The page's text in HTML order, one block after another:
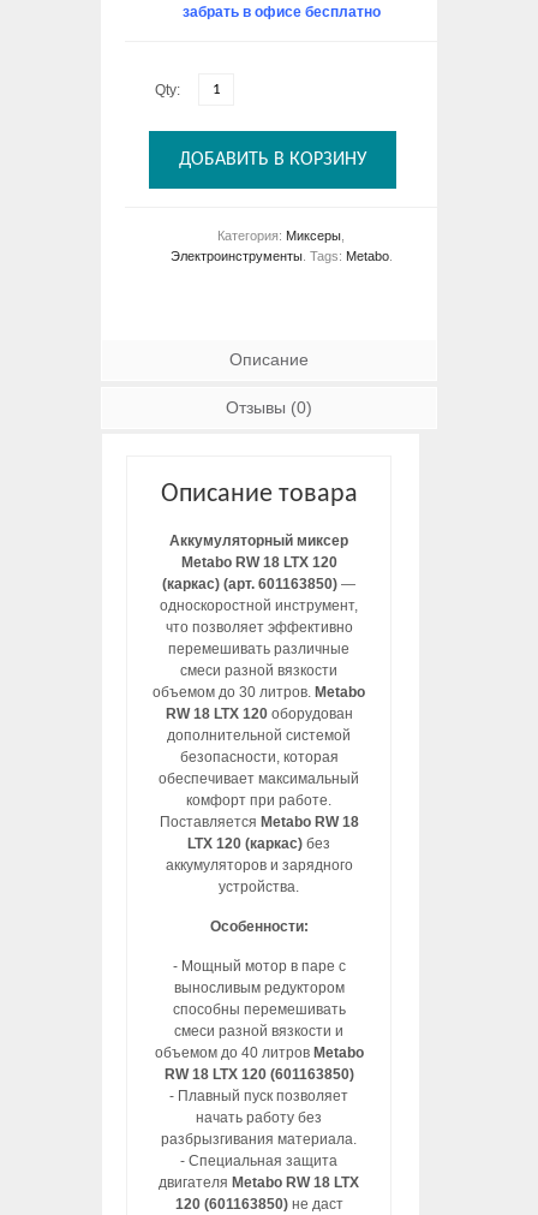
забрать в офисе бесплатно
Qty:
ДОБАВИТЬ В КОРЗИНУ
Категория: Миксеры
Электроинструменты. Tags: Metabo.
Описание
Отзывы (0)
Описание товара
Аккумуляторный миксер
Metabo RW 18 LTX 120
(каркас) (арт. 601163850) —
односкоростной инструмент,
что позволяет эффективно
перемешивать различные
смеси разной вязкости
объемом до 30 литров. Metabo
RW 18 LTX 120оборудован
дополнительной системой
безопасности, которая
обеспечивает максимальный
комфорт при работе.
Поставляется Metabo RW 18
LTX 120 (каркас) без
аккумуляторов и зарядного
устройства.
Особенности:
- Мощный мотор в паре с
выносливым редуктором
способны перемешивать
смеси разной вязкости и
объемом до 40 литров Metabo
RW 18 LTX 120 (601163850)
- Плавный пуск позволяет
начать работу без
разбрызгивания материала.
- Специальная защита
двигателя Metabo RW 18 LTX
120 (601163850)не даст